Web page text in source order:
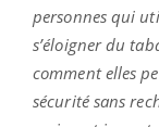
personnes qui
s’éloigner du
comment elles
sécurité sans